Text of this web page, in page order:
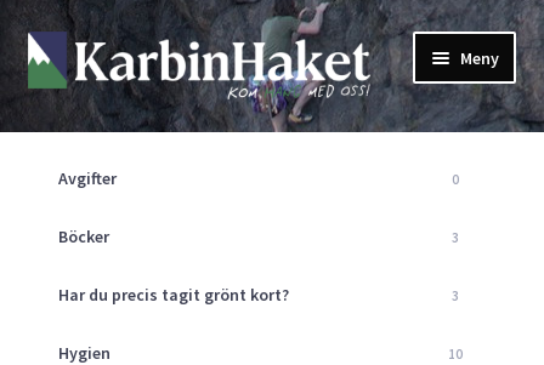
Hoppa
till
navigering
Hoppa
till
innehåll
Meny
Shop
Returpolicy
Mitt Konto
Kurser
Klätterväggen
Avgifter 0
Böcker 3
Har du precis tagit grönt kort? 3
Hygien 10